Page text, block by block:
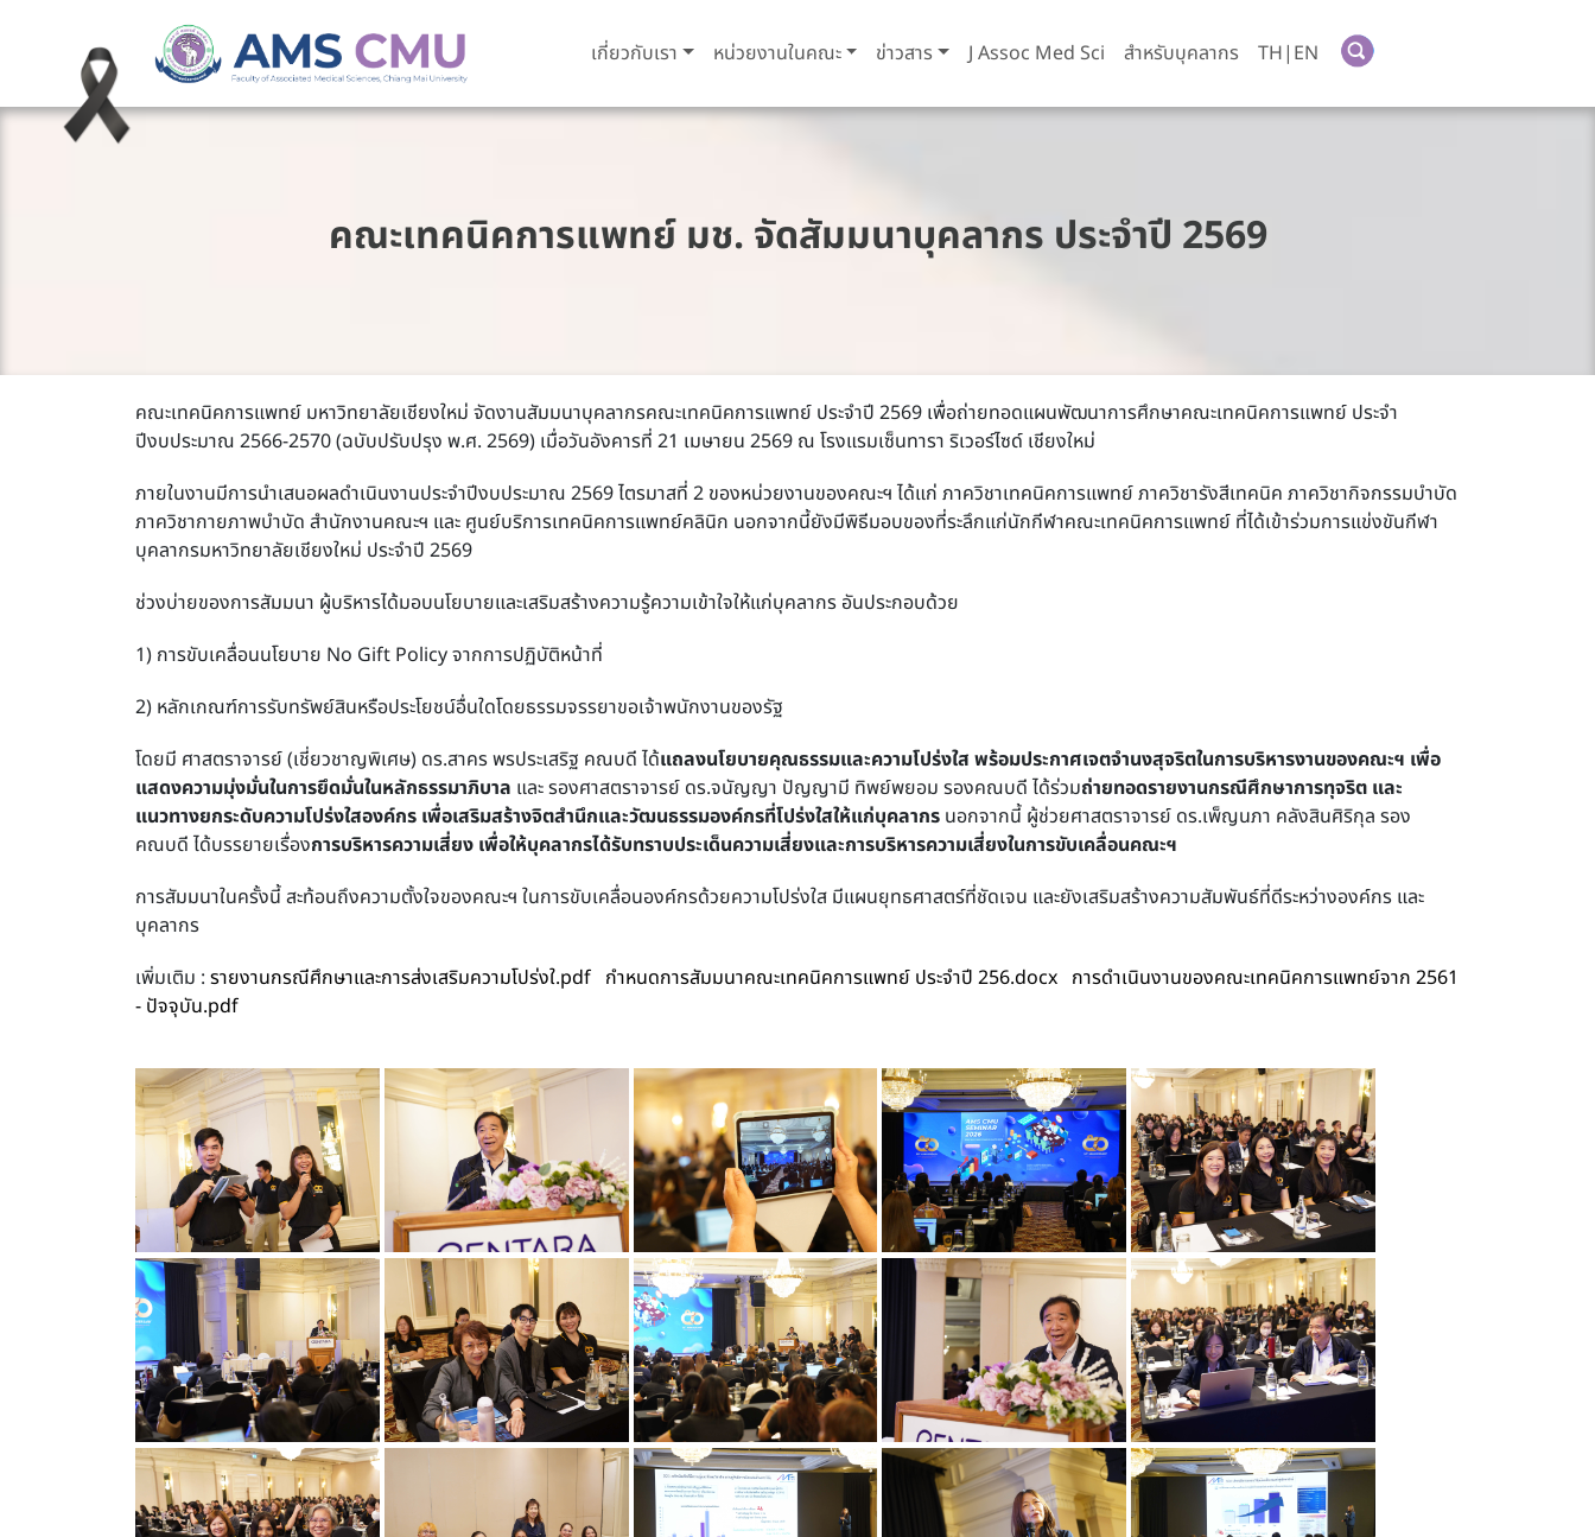
เกี่ยวกับเรา หน่วยงานในคณะ ข่าวสาร J Assoc Med Sci สำหรับบุคลากร TH|EN
คณะเทคนิคการแพทย์ มช. จัดสัมมนาบุคลากร ประจำปี 2569
คณะเทคนิคการแพทย์ มหาวิทยาลัยเชียงใหม่ จัดงานสัมมนาบุคลากรคณะเทคนิคการแพทย์ ประจำปี 2569 เพื่อถ่ายทอดแผนพัฒนาการศึกษาคณะเทคนิคการแพทย์ ประจำ
ปีงบประมาณ 2566-2570 (ฉบับปรับปรุง พ.ศ. 2569) เมื่อวันอังคารที่ 21 เมษายน 2569 ณ โรงแรมเซ็นทารา ริเวอร์ไซด์ เชียงใหม่
ภายในงานมีการนำเสนอผลดำเนินงานประจำปีงบประมาณ 2569 ไตรมาสที่ 2 ของหน่วยงานของคณะฯ ได้แก่ ภาควิชาเทคนิคการแพทย์ ภาควิชารังสีเทคนิค ภาควิชากิจกรรมบำบัด
ภาควิชากายภาพบำบัด สำนักงานคณะฯ และ ศูนย์บริการเทคนิคการแพทย์คลินิก นอกจากนี้ยังมีพิธีมอบของที่ระลึกแก่นักกีฬาคณะเทคนิคการแพทย์ ที่ได้เข้าร่วมการแข่งขันกีฬา
บุคลากรมหาวิทยาลัยเชียงใหม่ ประจำปี 2569
ช่วงบ่ายของการสัมมนา ผู้บริหารได้มอบนโยบายและเสริมสร้างความรู้ความเข้าใจให้แก่บุคลากร อันประกอบด้วย
1) การขับเคลื่อนนโยบาย No Gift Policy จากการปฏิบัติหน้าที่
2) หลักเกณฑ์การรับทรัพย์สินหรือประโยชน์อื่นใดโดยธรรมจรรยาขอเจ้าพนักงานของรัฐ
โดยมี ศาสตราจารย์ (เชี่ยวชาญพิเศษ) ดร.สาคร พรประเสริฐ คณบดี ได้แถลงนโยบายคุณธรรมและความโปร่งใส พร้อมประกาศเจตจำนงสุจริตในการบริหารงานของคณะฯ เพื่อ
แสดงความมุ่งมั่นในการยึดมั่นในหลักธรรมาภิบาล และ รองศาสตราจารย์ ดร.จนัญญา ปัญญามี ทิพย์พยอม รองคณบดี ได้ร่วมถ่ายทอดรายงานกรณีศึกษาการทุจริต และ
แนวทางยกระดับความโปร่งใสองค์กร เพื่อเสริมสร้างจิตสำนึกและวัฒนธรรมองค์กรที่โปร่งใสให้แก่บุคลากร นอกจากนี้ ผู้ช่วยศาสตราจารย์ ดร.เพ็ญนภา คลังสินศิริกุล รอง
คณบดี ได้บรรยายเรื่องการบริหารความเสี่ยง เพื่อให้บุคลากรได้รับทราบประเด็นความเสี่ยงและการบริหารความเสี่ยงในการขับเคลื่อนคณะฯ
การสัมมนาในครั้งนี้ สะท้อนถึงความตั้งใจของคณะฯ ในการขับเคลื่อนองค์กรด้วยความโปร่งใส มีแผนยุทธศาสตร์ที่ชัดเจน และยังเสริมสร้างความสัมพันธ์ที่ดีระหว่างองค์กร และ
บุคลากร
เพิ่มเติม : รายงานกรณีศึกษาและการส่งเสริมความโปร่งใ.pdf กำหนดการสัมมนาคณะเทคนิคการแพทย์ ประจำปี 256.docx การดําเนินงานของคณะเทคนิคการแพทย์จาก 2561
- ปัจจุบัน.pdf